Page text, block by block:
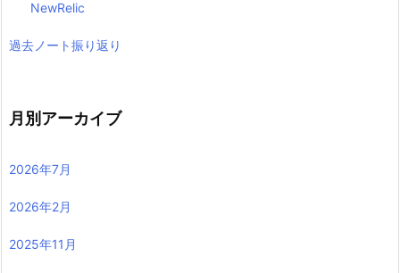
NewRelic
過去ノート振り返り
月別アーカイブ
2026年7月
2026年2月
2025年11月